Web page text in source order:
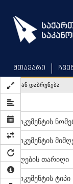
main
content
მთავარი
უკან დაბრუნება
დოკუმენტის
დოკუმენტის
მიღების თარიღი
დოკუმენტის ტიპი